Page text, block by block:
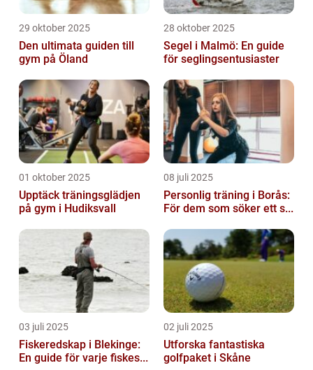
29 oktober 2025
Den ultimata guiden till
gym på Öland
28 oktober 2025
Segel i Malmö: En guide
för seglingsentusiaster
01 oktober 2025
Upptäck träningsglädjen
på gym i Hudiksvall
08 juli 2025
Personlig träning i Borås:
För dem som söker ett s...
03 juli 2025
Fiskeredskap i Blekinge:
En guide för varje fiskes...
02 juli 2025
Utforska fantastiska
golfpaket i Skåne